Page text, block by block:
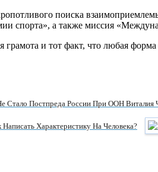
поиска
спорта», а также миссия
грамота и тот факт, что любая
Стало Постпреда России При ООН Виталия
Написать Характеристику На Человека?